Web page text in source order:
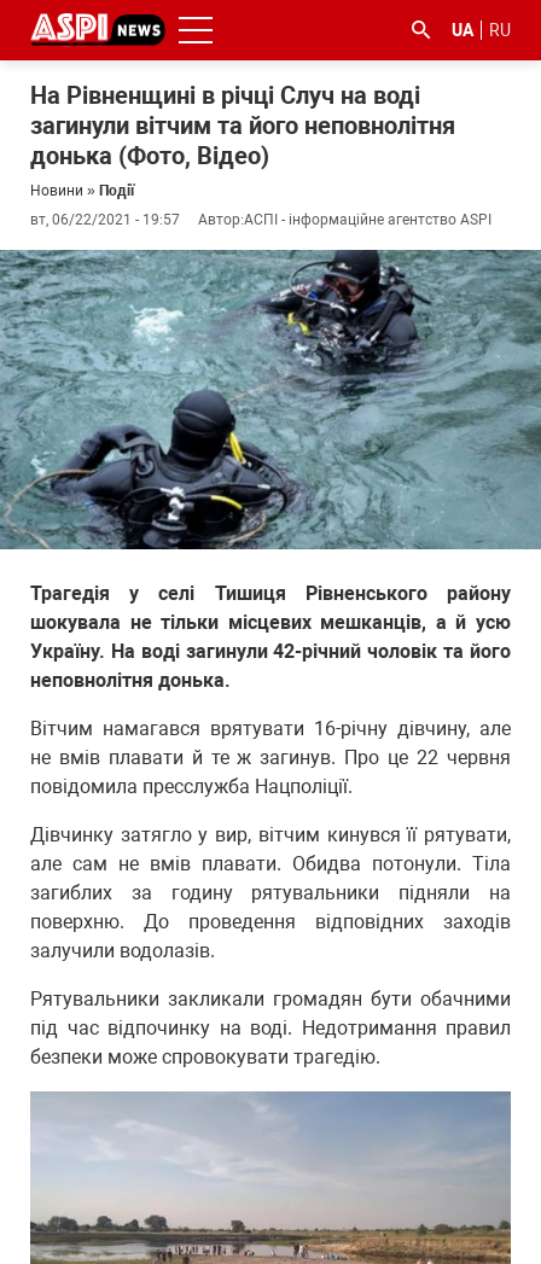
UA RU
На Рівненщині в річці Случ на воді
загинули вітчим та його неповнолітня
донька (Фото, Відео)
Новини » Події
вт, 06/22/2021 - 19:57
Автор:АСПІ - інформаційне агентство ASPI
Трагедія у селі Тишиця Рівненського району
шокувала не тільки місцевих мешканців, а й усю
Україну. На воді загинули 42-річний чоловік та його
неповнолітня донька.
Вітчим намагався врятувати 16-річну дівчину, але
не вмів плавати й те ж загинув. Про це 22 червня
повідомила пресслужба Нацполіції.
Дівчинку затягло у вир, вітчим кинувся її рятувати,
але сам не вмів плавати. Обидва потонули. Тіла
загиблих за годину рятувальники підняли на
поверхню. До проведення відповідних заходів
залучили водолазів.
Рятувальники закликали громадян бути обачними
під час відпочинку на воді. Недотримання правил
безпеки може спровокувати трагедію.
#ООС
#боротьба
з
корупцією
#ДФС #Київ #коронавірус